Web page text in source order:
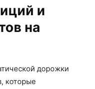
и
на
дорожки
которые